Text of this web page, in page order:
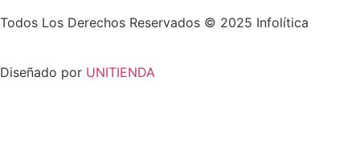
Todos Los Derechos Reservados © 2025 Infolítica
Diseñado por UNITIENDA